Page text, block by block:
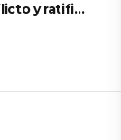
y ratificó